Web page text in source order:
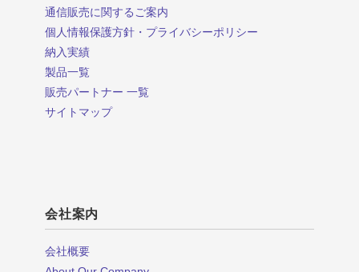
通信販売に関するご案内
個人情報保護方針・プライバシーポリシー
納入実績
製品一覧
販売パートナー 一覧
サイトマップ
会社案内
会社概要